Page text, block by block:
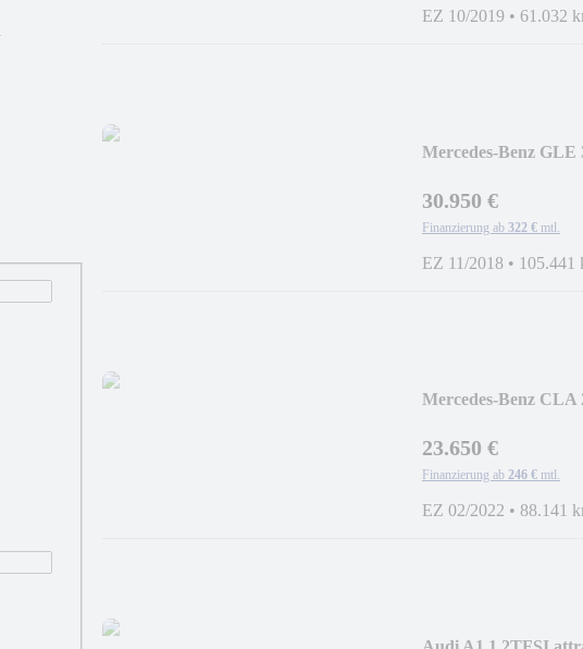
EZ 10/2019 • 61.032
Mercedes-Benz
30.950 €
Finanzierung ab 322 € mtl.
EZ 11/2018 • 105.441
Mercedes-Benz
23.650 €
Finanzierung ab 246 € mtl.
EZ 02/2022 • 88.141